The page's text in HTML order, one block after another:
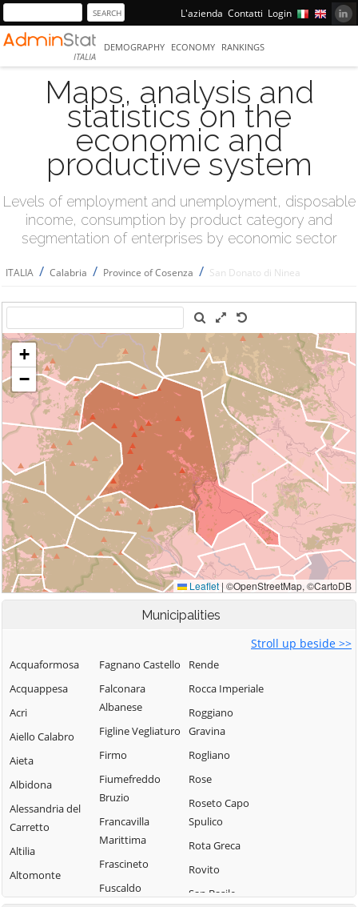
L'azienda Contatti Login
ITALIA
DEMOGRAPHY ECONOMY RANKINGS
Maps, analysis and
statistics on the
economic and
productive system
Levels of employment and unemployment, disposable
income, consumption by product category and
segmentation of enterprises by economic sector
ITALIA / Calabria / Province of Cosenza / San Donato di Ninea
Municipalities
Stroll up beside >>
Acquaformosa
Acquappesa
Acri
Aiello Calabro
Aieta
Albidona
Alessandria del
Carretto
Altilia
Altomonte
Amantea
Fagnano Castello
Falconara
Albanese
Figline Vegliaturo
Firmo
Fiumefreddo
Bruzio
Francavilla
Marittima
Frascineto
Fuscaldo
Rende
Rocca Imperiale
Roggiano
Gravina
Rogliano
Rose
Roseto Capo
Spulico
Rota Greca
Rovito
San Basile